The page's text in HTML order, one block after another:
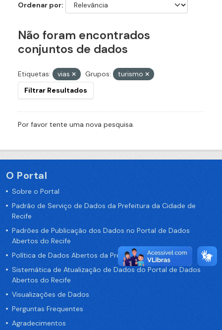
Ordenar por
Não foram encontrados
conjuntos de dados
Etiquetas: vias Grupos:
turismo
Filtrar Resultados
Por favor tente uma nova pesquisa.
O Portal
Sobre o Portal
Padrão de Serviço de Dados da Prefeitura da Cidade de
Recife
Padrões de Publicação dos Dados no Portal de Dados
Abertos do Recife
Política de Dados Abertos da Prefeitura do Recife
Sistemática de Atualização de Dados do Portal de Dados
Abertos do Recife
Visualizações de Dados
Perguntas Frequentes
Agradecimentos